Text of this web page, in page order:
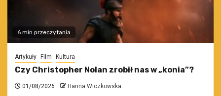
6 min przeczytania
Artykuły Film Kultura
Czy Christopher Nolan zrobił nas w „konia”?
01/08/2026 Hanna Wiczkowska